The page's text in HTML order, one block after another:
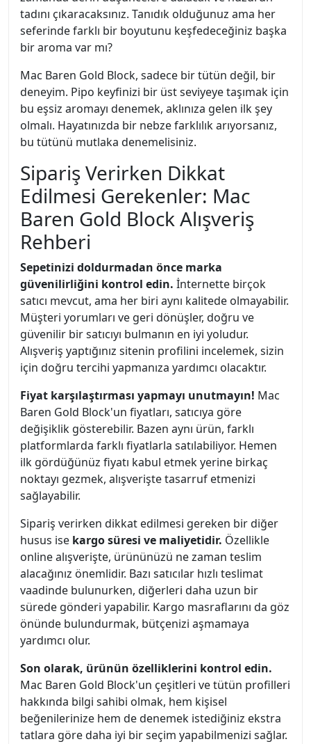
tadını çıkaracaksınız. Tanıdık olduğunuz ama her
seferinde farklı bir boyutunu keşfedeceğiniz başka
bir aroma var mı?
Mac Baren Gold Block, sadece bir tütün değil, bir
deneyim. Pipo keyfinizi bir üst seviyeye taşımak için
bu eşsiz aromayı denemek, aklınıza gelen ilk şey
olmalı. Hayatınızda bir nebze farklılık arıyorsanız,
bu tütünü mutlaka denemelisiniz.
Sipariş Verirken Dikkat
Edilmesi Gerekenler: Mac
Baren Gold Block Alışveriş
Rehberi
Sepetinizi doldurmadan önce marka
güvenilirliğini kontrol edin. İnternette birçok
satıcı mevcut, ama her biri aynı kalitede olmayabilir.
Müşteri yorumları ve geri dönüşler, doğru ve
güvenilir bir satıcıyı bulmanın en iyi yoludur.
Alışveriş yaptığınız sitenin profilini incelemek, sizin
için doğru tercihi yapmanıza yardımcı olacaktır.
Fiyat karşılaştırması yapmayı unutmayın! Mac
Baren Gold Block'un fiyatları, satıcıya göre
değişiklik gösterebilir. Bazen aynı ürün, farklı
platformlarda farklı fiyatlarla satılabiliyor. Hemen
ilk gördüğünüz fiyatı kabul etmek yerine birkaç
noktayı gezmek, alışverişte tasarruf etmenizi
sağlayabilir.
Sipariş verirken dikkat edilmesi gereken bir diğer
husus ise kargo süresi ve maliyetidir. Özellikle
online alışverişte, ürününüzü ne zaman teslim
alacağınız önemlidir. Bazı satıcılar hızlı teslimat
vaadinde bulunurken, diğerleri daha uzun bir
sürede gönderi yapabilir. Kargo masraflarını da göz
önünde bulundurmak, bütçenizi aşmamaya
yardımcı olur.
Son olarak, ürünün özelliklerini kontrol edin.
Mac Baren Gold Block'un çeşitleri ve tütün profilleri
hakkında bilgi sahibi olmak, hem kişisel
beğenilerinize hem de denemek istediğiniz ekstra
tatlara göre daha iyi bir seçim yapabilmenizi sağlar.